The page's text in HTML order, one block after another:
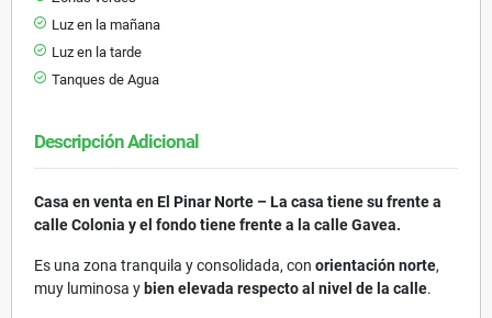
Luz en la mañana
Luz en la tarde
Tanques de Agua
Descripción Adicional
Casa en venta en El Pinar Norte – La casa tiene su frente a
calle Colonia y el fondo tiene frente a la calle Gavea.
Es una zona tranquila y consolidada, con orientación norte,
muy luminosa y bien elevada respecto al nivel de la calle.